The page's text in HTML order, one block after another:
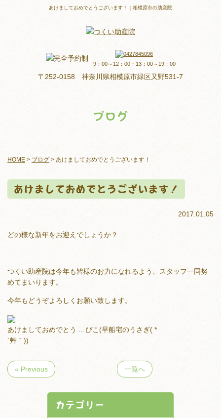
あけましておめでとうございます！｜相模原市の助産院
9：00～12：00・13：00～19：00
〒252-0158 神奈川県相模原市緑区又野531-7
ブログ
HOME > ブログ > あけましておめでとうございます！
あけましておめでとうございます！
2017.01.05
どの様な新年をお迎えでしょうか？
つくい助産院は今年も皆様のお力になれるよう、スタッフ一同努
めてまいります。
今年もどうぞよろしくお願い致します。
あけましておめでとう …ぴこ(早船宅のうさぎ( *
´艸｀))
« Previous 一覧へ
カテゴリ－